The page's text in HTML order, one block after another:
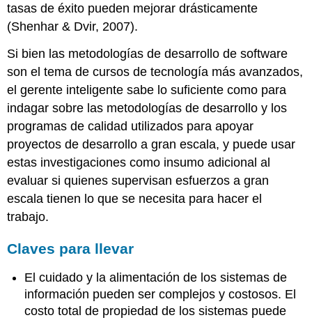
tasas de éxito pueden mejorar drásticamente
(Shenhar & Dvir, 2007).
Si bien las metodologías de desarrollo de software
son el tema de cursos de tecnología más avanzados,
el gerente inteligente sabe lo suficiente como para
indagar sobre las metodologías de desarrollo y los
programas de calidad utilizados para apoyar
proyectos de desarrollo a gran escala, y puede usar
estas investigaciones como insumo adicional al
evaluar si quienes supervisan esfuerzos a gran
escala tienen lo que se necesita para hacer el
trabajo.
Claves para llevar
El cuidado y la alimentación de los sistemas de
información pueden ser complejos y costosos. El
costo total de propiedad de los sistemas puede